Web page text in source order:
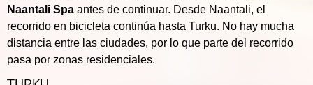
Naantali Spa antes de continuar. Desde Naantali, el
recorrido en bicicleta continúa hasta Turku. No hay mucha
distancia entre las ciudades, por lo que parte del recorrido
pasa por zonas residenciales.